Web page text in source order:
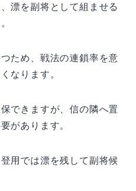
漂を副将として組ませる
ため、戦法の連鎖率を意
なります。
できますが、信の隣へ置
があります。
用では漂を残して副将候